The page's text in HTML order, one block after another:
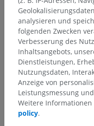
analysieren und
folgenden Zwecken
Verbesserung des
Inhaltsangebots,
Dienstleistungen,
Nutzungsdaten,
Anzeige von
Leistungsmessung
Weitere
policy.